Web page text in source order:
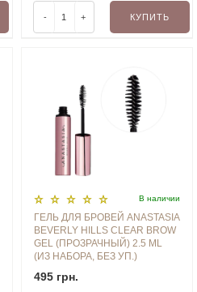
- + КУПИТЬ
В наличии
ГЕЛЬ ДЛЯ БРОВЕЙ ANASTASIA
BEVERLY HILLS CLEAR BROW
GEL (ПРОЗРАЧНЫЙ) 2.5 ML
(ИЗ НАБОРА, БЕЗ УП.)
495 грн.